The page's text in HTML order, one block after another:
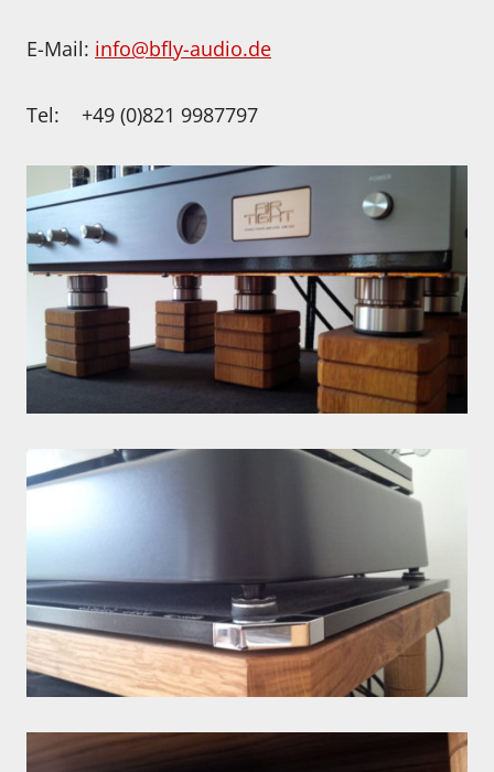
E-Mail: info@bfly-audio.de
Tel: +49 (0)821 9987797